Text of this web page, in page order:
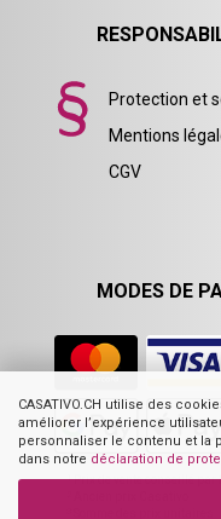
CASATIVO.CH utilise des
améliorer l’expérience
personnaliser le contenu et la
dans notre déclaration de
Protection et
Mentions
CGV
MODES DE
Prix de vente conseillé par